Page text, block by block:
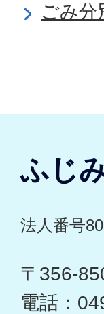
ごみ分
ふじ
法人番号
〒356-
電話：